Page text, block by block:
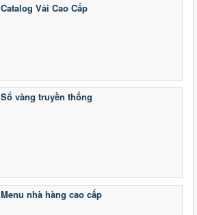
Catalog Vải Cao Cấp
Sổ vàng truyền thống
Menu nhà hàng cao cấp